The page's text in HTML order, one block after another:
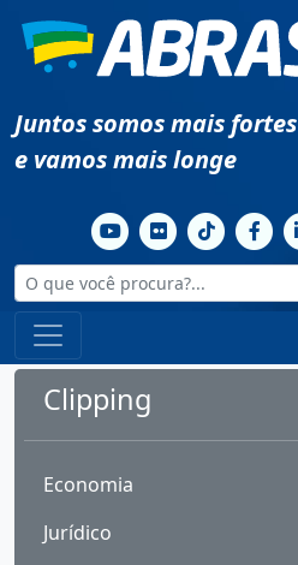
Juntos somos mais fortes
e vamos mais longe
Clipping
Economia
Jurídico